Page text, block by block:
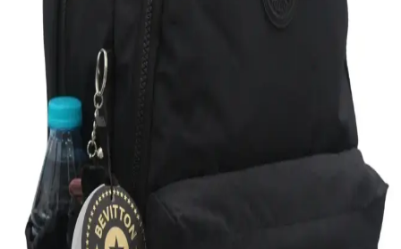
Elentra Siyah Spor ve FOCUX Nil-07 Yarasa
Çantası Karşılaştırması: Özellikler ve Kullanıcı
Yorumları
Elentra Siyah Spor Sırt Çantası ve FOCUX Nil-07 Yarasa Çanta'nın
özellikleri, kullanıcı yorumları ve avantajlarıyla, kullanım alanınıza
uygun en iyi çantayı seçin.
Gençler İçin Uygun LUCKY BAG Çanta
Karşılaştırması ve Seçim Rehberi
Bu karşılaştırmada, gençler için tasarlanmış iki LUCKY BAG
çantasının özellikleri, kullanıcı yorumları ve tasarım farkları detaylı
şekilde inceleniyor.